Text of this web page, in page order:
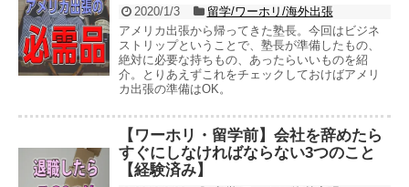
2020/1/3
留学/ワーホリ/海外出張
アメリカ出張から帰ってきた塾長。今回はビジネ
ストリップということで、塾長が準備したもの、
絶対に必要な持ちもの、あったらいいものを紹
介。とりあえずこれをチェックしておけばアメリ
カ出張の準備はOK。
【ワーホリ・留学前】会社を辞めたら
すぐにしなければならない3つのこと
【経験済み】